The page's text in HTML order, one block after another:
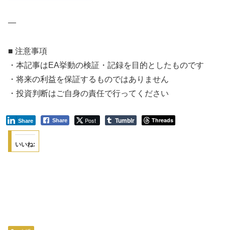
—
■ 注意事項
・本記事はEA挙動の検証・記録を目的としたものです
・将来の利益を保証するものではありません
・投資判断はご自身の責任で行ってください
Share Post
Share Tumblr Threads
いいね: